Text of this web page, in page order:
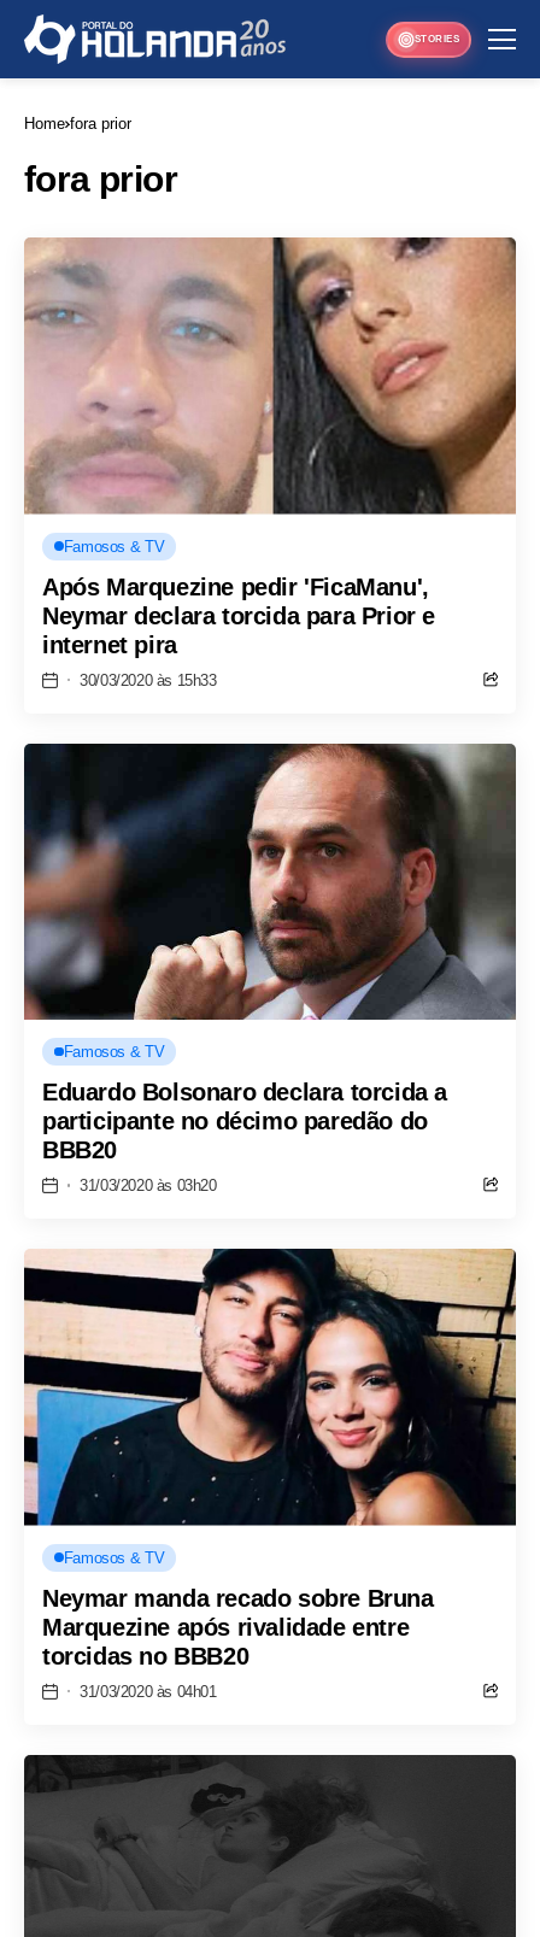
STORIES
Home fora prior
fora prior
Famosos & TV
Após Marquezine pedir 'FicaManu',
Neymar declara torcida para Prior e
internet pira
30/03/2020 às 15h33
Famosos & TV
Eduardo Bolsonaro declara torcida a
participante no décimo paredão do
BBB20
31/03/2020 às 03h20
Famosos & TV
Neymar manda recado sobre Bruna
Marquezine após rivalidade entre
torcidas no BBB20
31/03/2020 às 04h01